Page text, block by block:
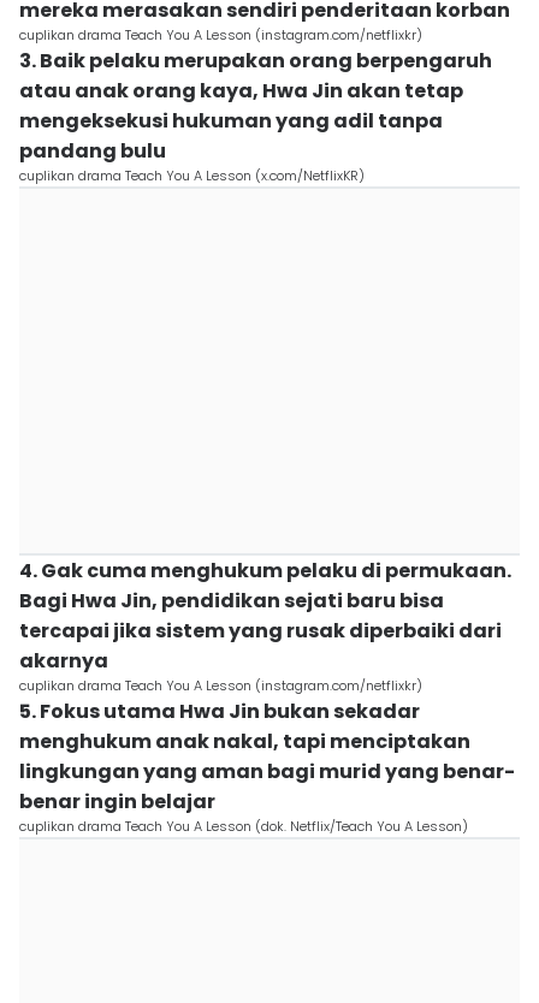
mereka merasakan sendiri penderitaan korban
cuplikan drama Teach You A Lesson (instagram.com/netflixkr)
3. Baik pelaku merupakan orang berpengaruh
atau anak orang kaya, Hwa Jin akan tetap
mengeksekusi hukuman yang adil tanpa
pandang bulu
cuplikan drama Teach You A Lesson (x.com/NetflixKR)
4. Gak cuma menghukum pelaku di permukaan.
Bagi Hwa Jin, pendidikan sejati baru bisa
tercapai jika sistem yang rusak diperbaiki dari
akarnya
cuplikan drama Teach You A Lesson (instagram.com/netflixkr)
5. Fokus utama Hwa Jin bukan sekadar
menghukum anak nakal, tapi menciptakan
lingkungan yang aman bagi murid yang benar-
benar ingin belajar
cuplikan drama Teach You A Lesson (dok. Netflix/Teach You A Lesson)